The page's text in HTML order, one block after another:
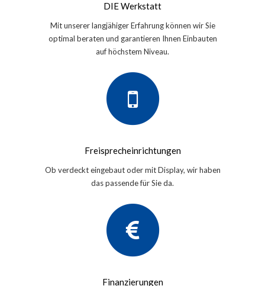
DIE Werkstatt
Mit unserer langjähiger Erfahrung können wir Sie
optimal beraten und garantieren Ihnen Einbauten
auf höchstem Niveau.
Freisprecheinrichtungen
Ob verdeckt eingebaut oder mit Display, wir haben
das passende für Sie da.
Finanzierungen